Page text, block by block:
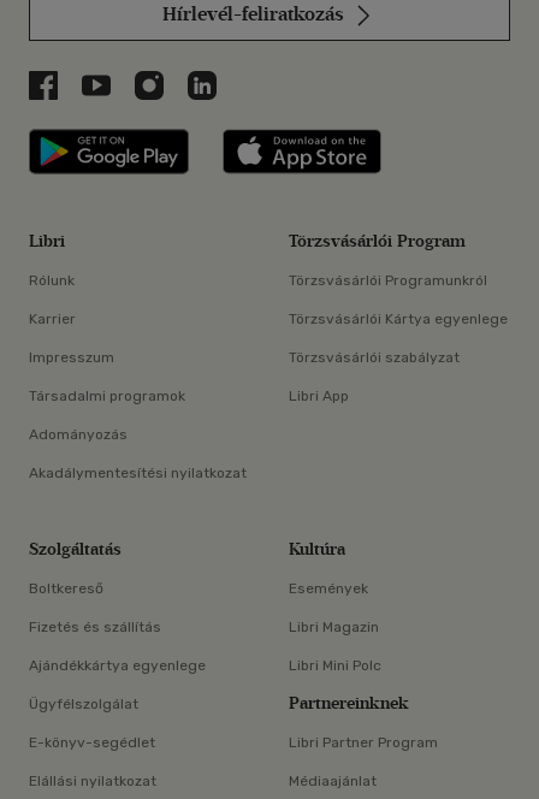
Hírlevél-feliratkozás
Libri a Facebookon
Libri a Youtube-on
Libri az Instagramon
Libri a LinkedInen
Libri applikáció Szerezd meg: Google
Libri
Rólunk
Karrier
Impresszum
Társadalmi programok
Adományozás
Akadálymentesítési nyilatkozat
Törzsvásárlói Program
Törzsvásárlói Programunkról
Törzsvásárlói Kártya egyenlege
Törzsvásárlói szabályzat
Libri App
Szolgáltatás
Boltkereső
Fizetés és szállítás
Ajándékkártya egyenlege
Ügyfélszolgálat
E-könyv-segédlet
Elállási nyilatkozat
Kultúra
Események
Libri Magazin
Libri Mini Polc
Partnereinknek
Libri Partner Program
Médiaajánlat